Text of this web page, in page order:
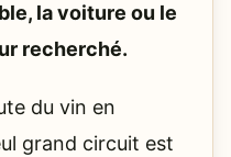
la voiture ou le
recherché.
du vin en
grand circuit est